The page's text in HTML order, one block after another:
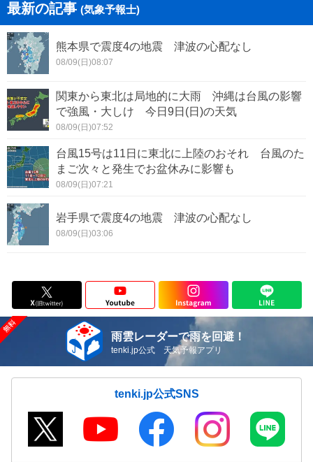
最新の記事 (気象予報士)
熊本県で震度4の地震 津波の心配なし
08/09(日)08:07
関東から東北は局地的に大雨 沖縄は台風の影響
で強風・大しけ 今日9日(日)の天気
08/09(日)07:52
台風15号は11日に東北に上陸のおそれ 台風のた
まご次々と発生でお盆休みに影響も
08/09(日)07:21
岩手県で震度4の地震 津波の心配なし
08/09(日)03:06
雨雲レーダーで雨を回避！
tenki.jp公式 天気予報アプリ
tenki.jp公式SNS